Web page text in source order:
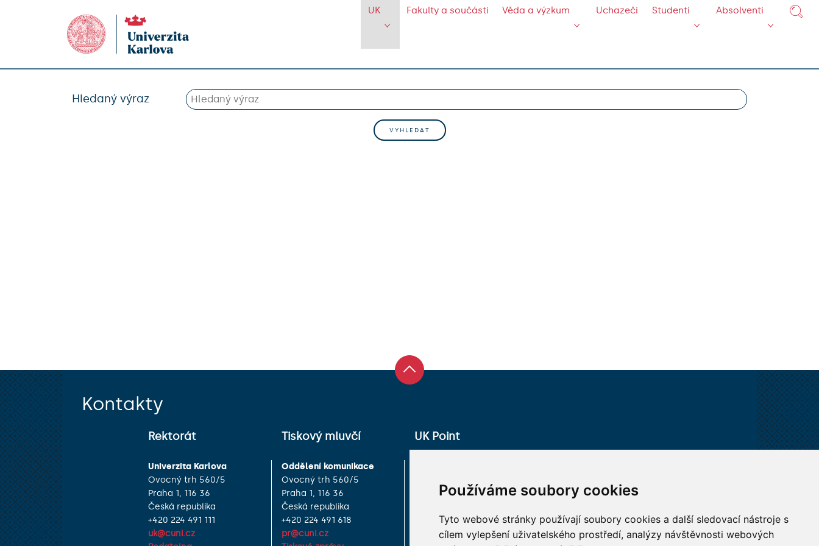
Používáme soubory cookies
Tyto webové stránky používají soubory cookies a další sledovací nástroje s
cílem vylepšení uživatelského prostředí, analýzy návštěvnosti webových
UK Fakulty a součásti Věda a výzkum Uchazeči Studenti Absolventi
Hledaný výraz
Kontakty
Rektorát
Univerzita Karlova
Ovocný trh 560/5
Praha 1, 116 36
Česká republika
+420 224 491 111
uk@cuni.cz
Tiskový mluvčí
Oddělení komunikace
Ovocný trh 560/5
Praha 1, 116 36
Česká republika
+420 224 491 618
pr@cuni.cz
UK Point
Praha 1, 116 36
+420 224 491 850
info@cuni.cz
JAK K NÁM?